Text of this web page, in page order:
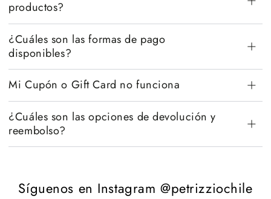
productos?
¿Cuáles son las formas de pago
disponibles?
Mi Cupón o Gift Card no funciona
¿Cuáles son las opciones de devolución y
reembolso?
Síguenos en Instagram @petrizziochile